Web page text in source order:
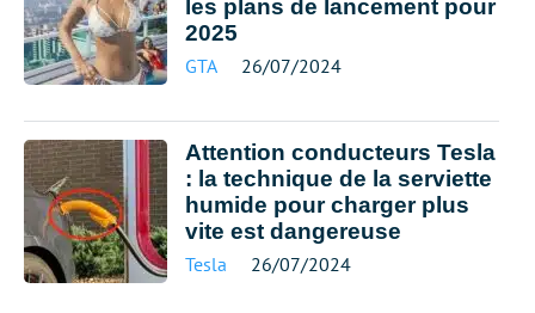
les plans de lancement pour
2025
GTA 26/07/2024
Attention conducteurs Tesla
: la technique de la serviette
humide pour charger plus
vite est dangereuse
Tesla 26/07/2024